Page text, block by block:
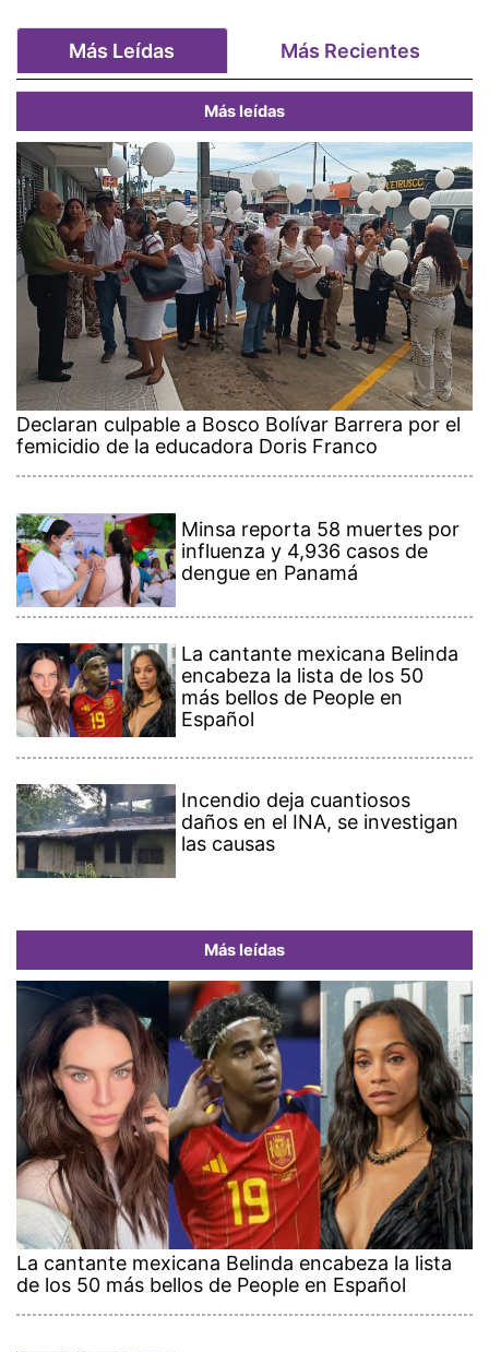
Más Leídas Más Recientes
Más leídas
Declaran culpable a Bosco Bolívar Barrera por el
femicidio de la educadora Doris Franco
Minsa reporta 58 muertes por
influenza y 4,936 casos de
dengue en Panamá
La cantante mexicana Belinda
encabeza la lista de los 50
más bellos de People en
Español
Incendio deja cuantiosos
daños en el INA, se investigan
las causas
Más leídas
La cantante mexicana Belinda encabeza la lista
de los 50 más bellos de People en Español